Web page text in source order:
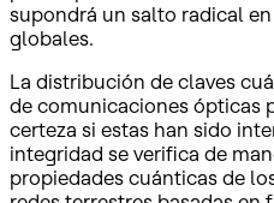
supondrá un salto radical
globales.
La distribución de claves
de comunicaciones ópticas
certeza si estas han sido
integridad se verifica de
propiedades cuánticas de